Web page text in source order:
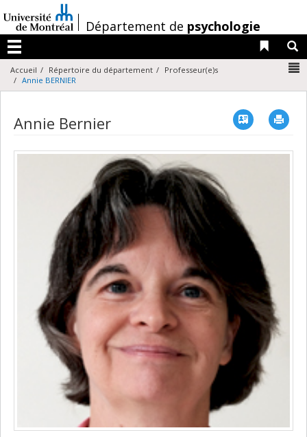
au
contenu
/Département de psychologie
Menu
Liens
Accueil Répertoire du département
Professeur(e)s
Annie BERNIER
Annie Bernier Vcard